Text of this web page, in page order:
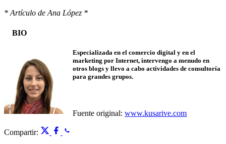
* Artículo de Ana López *
BIO
Especializada en el comercio digital y en el
marketing por Internet, intervengo a menudo en
otros blogs y llevo a cabo actividades de consultoría
para grandes grupos.
Fuente original: www.kusarive.com
Compartir: